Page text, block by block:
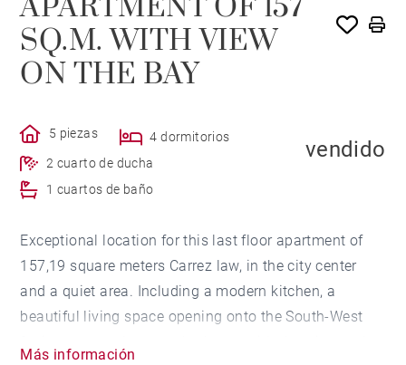
APARTMENT OF 157
SQ.M. WITH VIEW
ON THE BAY
5 piezas
4 dormitorios
2 cuarto de ducha
1 cuartos de baño
vendido
Exceptional location for this last floor apartment of
157,19 square meters Carrez law, in the city center
and a quiet area. Including a modern kitchen, a
beautiful living space opening onto the South-West
Más información